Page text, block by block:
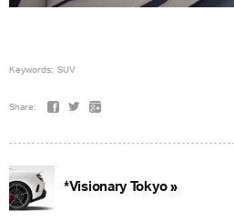
Keywords: SUV
Share:
*Visionary Tokyo »